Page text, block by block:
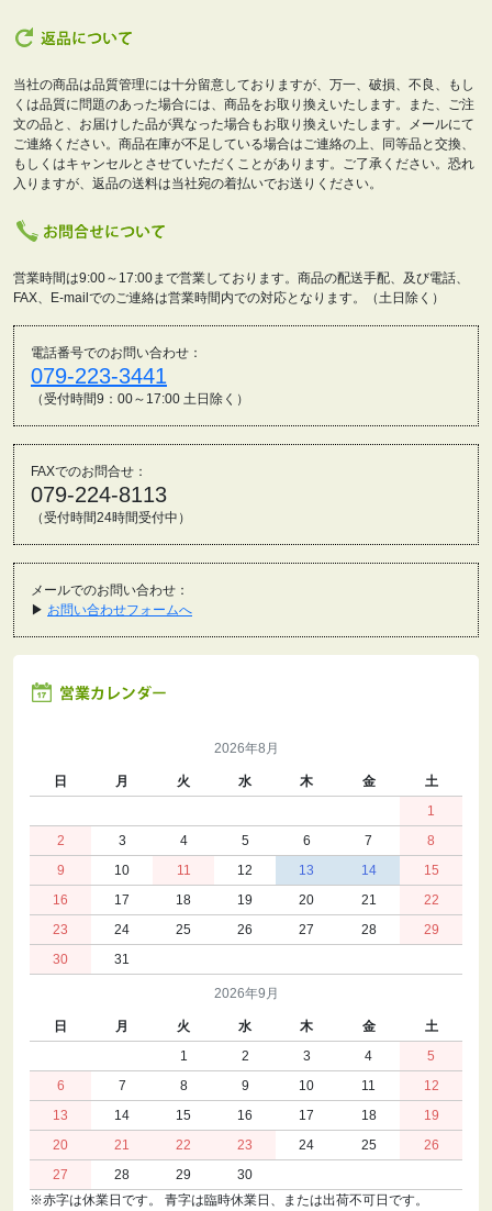
当社の商品は品質管理には十分留意しておりますが、万一、破損、不良、もし
くは品質に問題のあった場合には、商品をお取り換えいたします。また、ご注
文の品と、お届けした品が異なった場合もお取り換えいたします。メールにて
ご連絡ください。商品在庫が不足している場合はご連絡の上、同等品と交換、
もしくはキャンセルとさせていただくことがあります。ご了承ください。恐れ
入りますが、返品の送料は当社宛の着払いでお送りください。
営業時間は9:00～17:00まで営業しております。商品の配送手配、及び電話、
FAX、E-mailでのご連絡は営業時間内での対応となります。（土日除く）
電話番号でのお問い合わせ：
079-223-3441
（受付時間9：00～17:00 土日除く）
FAXでのお問合せ：
079-224-8113
（受付時間24時間受付中）
メールでのお問い合わせ：
▶ お問い合わせフォームへ
2026年8月
日 月 火 水 木 金
土
1
2
3 4 5 6 7
8
9
10 11 12 13 14
15
16
17 18 19 20 21
22
23
24 25 26 27 28
29
30
31
2026年9月
日 月 火 水 木 金
土
1
2 3 4
5
6
7 8 9 10 11
12
13
14 15 16 17 18
19
20
21 22 23 24 25
26
27
28 29
30
※赤字は休業日です。 青字は臨時休業日、または出荷不可日です。